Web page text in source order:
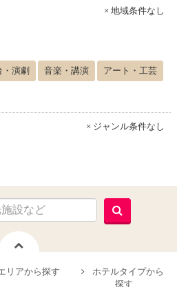
× 地域条件なし
・演劇 音楽・講演 アート・工芸
× ジャンル条件なし
リアから探す
ホテルタイプから
探す